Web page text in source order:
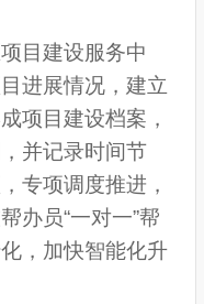
目建设服务中
进展情况，建立
项目建设档案，
并记录时间节
专项调度推进，
办员“一对一”帮
，加快智能化升